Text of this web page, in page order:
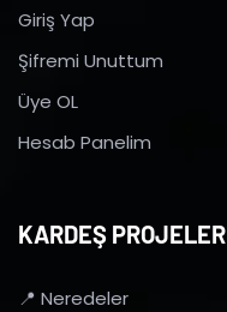
Giriş Yap
Şifremi Unuttum
Üye OL
Hesab Panelim
KARDEŞ PROJELER
📍 Neredeler